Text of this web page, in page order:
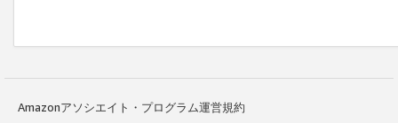
Amazonアソシエイト・プログラム運営規約